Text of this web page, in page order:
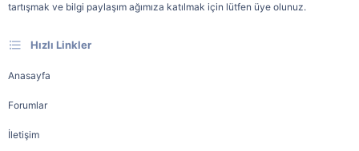
tartışmak ve bilgi paylaşım ağımıza katılmak için lütfen üye olunuz.
Hızlı Linkler
Anasayfa
Forumlar
İletişim